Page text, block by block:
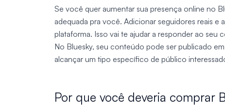
Se você quer aumentar sua presença online no
adequada pra você. Adicionar seguidores reais
plataforma. Isso vai te ajudar a responder ao
No Bluesky, seu conteúdo pode ser publicado
alcançar um tipo específico de público
Por que você deveria comprar